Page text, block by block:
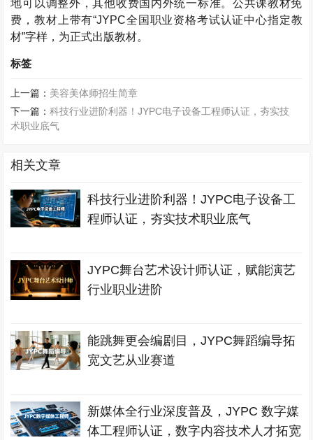
地可以调整外，其他收费国内外统一标准。公共课教材免
费，教材上带有“JYPC全国职业资格考试认证中心指定教
材”字样，为正式出版教材。
标签
上一篇： 美容美体师招生简章
下一篇：科技行业进阶利器！JYPC电子设备工程师认证，夯实技
术职业底气
相关文章
科技行业进阶利器！JYPC电子设备工
程师认证，夯实技术职业底气
JYPC舞台艺术设计师认证，赋能演艺
行业职业进阶
能跳舞更会编剧目，JYPC舞蹈编导拓
宽文艺从业赛道
新媒体全行业深度普及，JYPC 数字媒
体工程师认证，数字内容技术人才拓宽